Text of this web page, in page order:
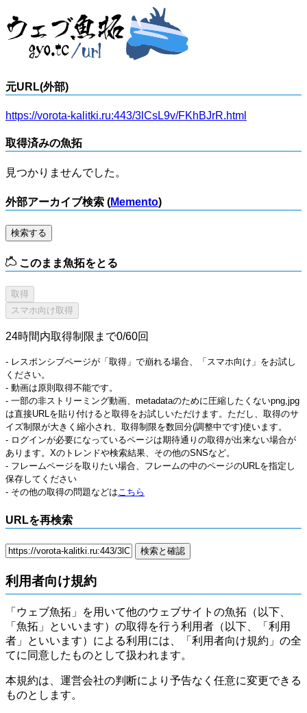
元URL(外部)
https://vorota-kalitki.ru:443/3lCsL9v/FKhBJrR.html
取得済みの魚拓
見つかりませんでした。
外部アーカイブ検索 (Memento)
検索する
このまま魚拓をとる
24時間内取得制限まで0/60回
- レスポンシブページが「取得」で崩れる場合、「スマホ向け」をお試し
ください。
- 動画は原則取得不能です。
- 一部の非ストリーミング動画、metadataのために圧縮したくないpng,jpg
は直接URLを貼り付けると取得をお試しいただけます。ただし、取得のサ
イズ制限が大きく縮小され、取得制限を数回分(調整中です)使います。
- ログインが必要になっているページは期待通りの取得が出来ない場合が
あります。Xのトレンドや検索結果、その他のSNSなど。
- フレームページを取りたい場合、フレームの中のページのURLを指定し
保存してください
- その他の取得の問題などはこちら
URLを再検索
利用者向け規約
「ウェブ魚拓」を用いて他のウェブサイトの魚拓（以下、
「魚拓」といいます）の取得を行う利用者（以下、「利用
者」といいます）による利用には、「利用者向け規約」の全
てに同意したものとして扱われます。
本規約は、運営会社の判断により予告なく任意に変更できる
ものとします。